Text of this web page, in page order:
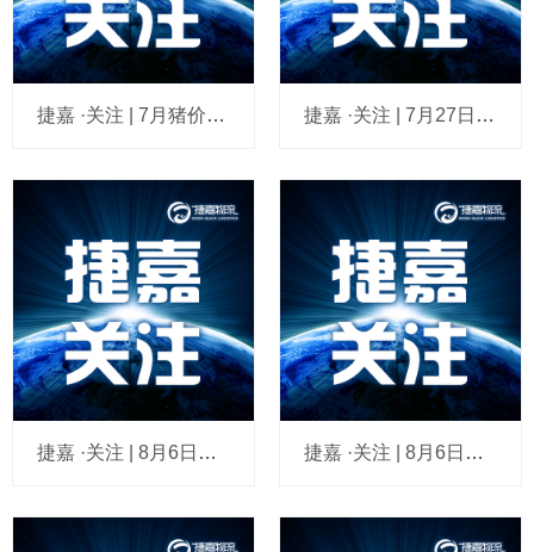
捷嘉 ·关注 | 7月猪价环比回暖难改弱势，生猪行业仍处去化周期 捷嘉 ·关注 | 7月27日至8月2日猪肉零售价格环比略有上涨
捷嘉 ·关注 | 8月6日全国白条猪肉价格指数 捷嘉 ·关注 | 8月6日全国外三元生猪价格指数